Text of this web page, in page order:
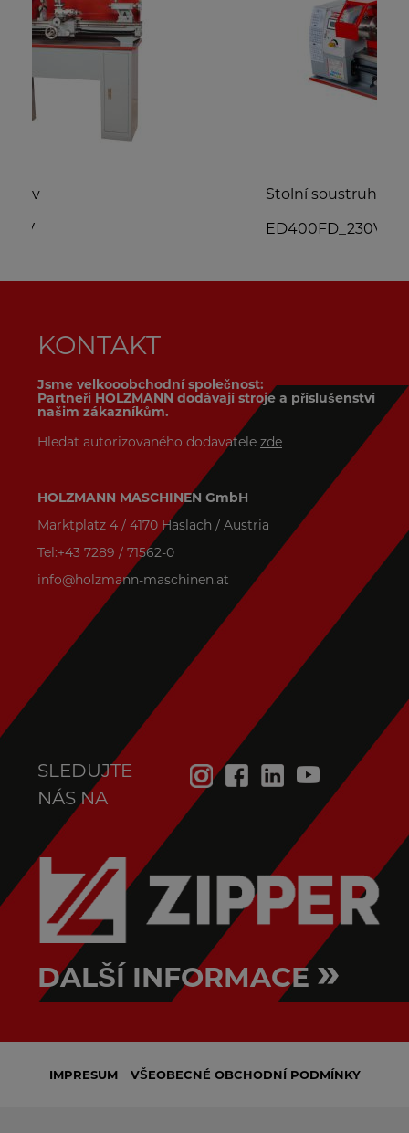
KONTAKT
Jsme velkooobchodní společnost:
Partneři HOLZMANN dodávají stroje a příslušenství
našim zákazníkům.
Hledat autorizovaného dodavatele zde
HOLZMANN MASCHINEN GmbH
Marktplatz 4 / 4170 Haslach / Austria
Tel:+43 7289 / 71562-0
info@holzmann-maschinen.at
SLEDUJTE
NÁS NA
DALŠÍ INFORMACE »
IMPRESUM VŠEOBECNÉ OBCHODNÍ PODMÍNKY